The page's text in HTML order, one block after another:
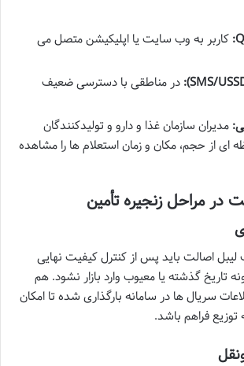
کاربر به وب سایت یا اپلیکیشن متصل می
در مناطقی با دسترسی ضعیف
مدیران سازمان غذا و دارو و تولیدکنندگان
ای از حجم، مکان و زمان استعلام ها را مشاهده
در مراحل زنجیره تأمین
اصالت باید پس از کنترل کیفیت نهایی
تاریخ گذشته یا معیوب وارد بازار نشود. هم
سریال ها در سامانه بارگذاری شده تا امکان
توزیع فراهم باشد.